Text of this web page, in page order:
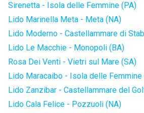
Sirenetta - Isola delle Femmine (PA)
Lido Marinella Meta - Meta (NA)
Lido Moderno - Castellammare di
Lido Le Macchie - Monopoli (BA)
Rosa Dei Venti - Vietri sul Mare (SA)
Lido Maracaibo - Isola delle Femmine
Lido Zanzibar - Castellammare del
Lido Cala Felice - Pozzuoli (NA)